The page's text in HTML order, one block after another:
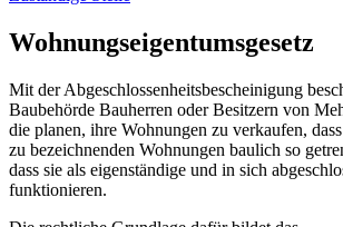
Wohnungseigentumsgesetz
Mit der Abgeschlossenheitsbescheinigung
Baubehörde Bauherren oder Besitzern von
die planen, ihre Wohnungen zu verkaufen,
zu bezeichnenden Wohnungen baulich so
dass sie als eigenständige und in sich
funktionieren.